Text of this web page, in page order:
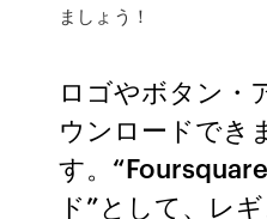
ましょう！
ロゴやボタン・
ウンロードでき
す。
ド”として、レ